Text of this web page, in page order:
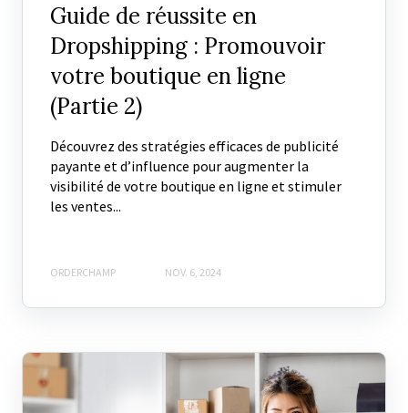
Guide de réussite en
Dropshipping : Promouvoir
votre boutique en ligne
(Partie 2)
Découvrez des stratégies efficaces de publicité
payante et d’influence pour augmenter la
visibilité de votre boutique en ligne et stimuler
les ventes...
ORDERCHAMP NOV. 6, 2024